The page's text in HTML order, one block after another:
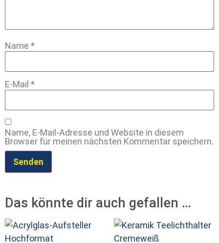
Name *
E-Mail *
Name, E-Mail-Adresse und Website in diesem
Browser für meinen nächsten Kommentar speichern.
Das könnte dir auch gefallen …